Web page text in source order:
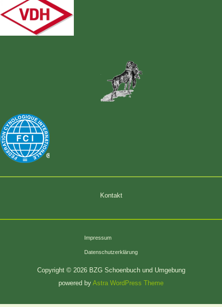
Kontakt
Impressum
Datenschutzerklärung
Copyright © 2026 BZG Schoenbuch und Umgebung
powered by Astra WordPress Theme